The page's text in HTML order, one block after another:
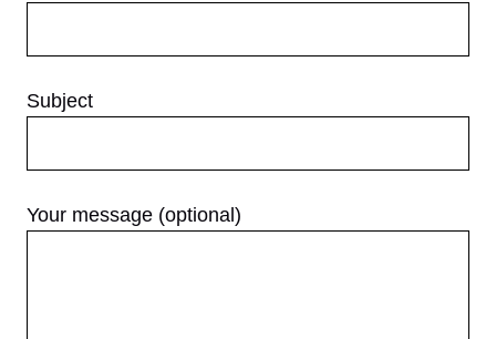
Subject
Your message (optional)